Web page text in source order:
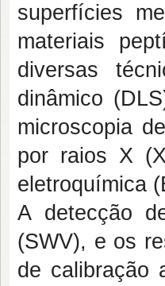
superfícies
materiais
diversas
dinâmico
microscopia
por raios X
eletroquímica
A detecção
(SWV), e os
de calibração